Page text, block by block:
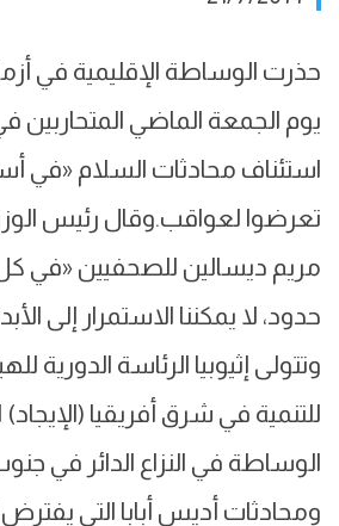
حذرت الوساطة الإقليمية في
يوم الجمعة الماضي المتحاربين
استئناف محادثات السلام «في
تعرضوا لعواقب.وقال رئيس
مريم ديسالين للصحفيين «في
حدود، لا يمكننا الاستمرار إلى
وتتولى إثيوبيا الرئاسة الدورية
للتنمية في شرق أفريقيا (الإيجاد)
الوساطة في النزاع الدائر في
ومحادثات أديس أبابا التي